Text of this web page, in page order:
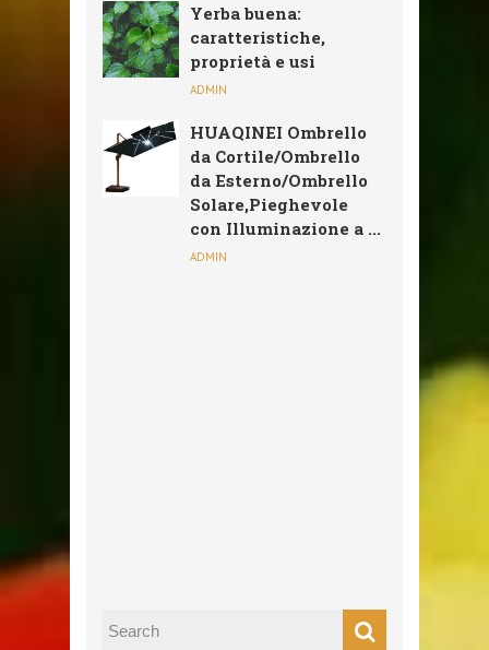
Yerba buena:
caratteristiche,
proprietà e usi
ADMIN
HUAQINEI Ombrello
da Cortile/Ombrello
da Esterno/Ombrello
Solare,Pieghevole
con Illuminazione a ...
ADMIN